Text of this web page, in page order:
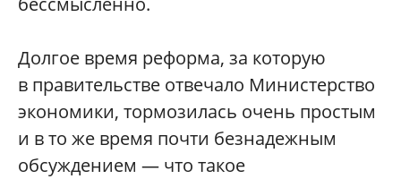
Долгое время реформа, за которую
в правительстве отвечало Министерство
экономики, тормозилась очень простым
и в то же время почти безнадежным
обсуждением — что такое